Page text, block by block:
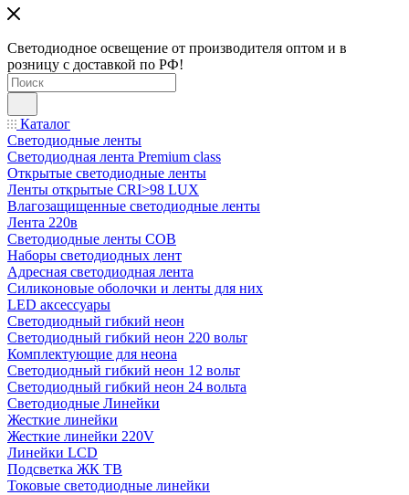
Светодиодное освещение от производителя оптом и в
розницу с доставкой по РФ!
Каталог
Светодиодные ленты
Светодиодная лента Premium class
Открытые светодиодные ленты
Ленты открытые CRI>98 LUX
Влагозащищенные светодиодные ленты
Лента 220в
Светодиодные ленты COB
Наборы светодиодных лент
Адресная светодиодная лента
Силиконовые оболочки и ленты для них
LED аксессуары
Светодиодный гибкий неон
Светодиодный гибкий неон 220 вольт
Комплектующие для неона
Светодиодный гибкий неон 12 вольт
Светодиодный гибкий неон 24 вольта
Светодиодные Линейки
Жесткие линейки
Жесткие линейки 220V
Линейки LCD
Подсветка ЖК ТВ
Токовые светодиодные линейки